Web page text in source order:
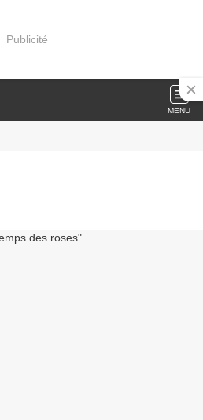
Publicité
MENU